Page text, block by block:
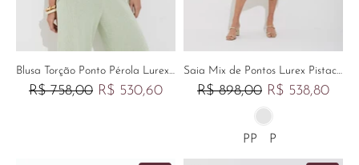
Blusa Torção Ponto Pérola Lurex Verde Claro
R$ 758,00 R$ 530,60
Saia Mix de Pontos Lurex Pistache
R$ 898,00 R$ 538,80
PP P